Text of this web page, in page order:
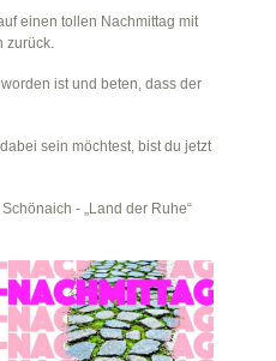
einen tollen Nachmittag mit
zurück.
ist und beten, dass der
sein möchtest, bist du jetzt
- „Land der Ruhe“